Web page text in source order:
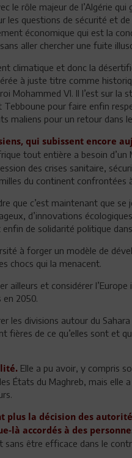
le rôle majeur de l’Algérie
les questions de sécurité et
économique qui est la
aller chercher une fuite
climatique et donc la
à juste titre comme
Mohammed VI. Il l’est sur la
Tebboune pour faire enfin
maliens pour un retour dans
qui subissent encore
tout entière a besoin
des crises sanitaire,
du continent confrontées
que c’est maintenant que
d’innovations
de solidarité politique
à forger un modèle de
chocs qui la menacent.
ailleurs et considérer
en 2050.
les divisions autour du
fières de ce qu’elles sont et
Elle a pu avoir, y compris
États du Maghreb, mais elle
plus la décision des
là accordés à des
être efficace dans le